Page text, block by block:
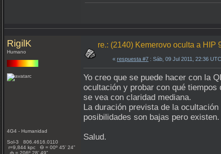
RigilK
Humano
4G4 - Humanidad
Sol-3 806.4616.0110
r=9,844 kpc Ѳ = 00º 45’ 24”
ф = 206º 28’ 49”
re.: (2140) Kemerovo oculta a HIP
« respuesta #7 : Sáb, 09 Jul 2011, 22:36
Yo creo que se puede hacer con la
ocultación y probar con qué
se vea con claridad mediana.
La duración prevista de la
posibilidades son bajas pero existen.
Salud.